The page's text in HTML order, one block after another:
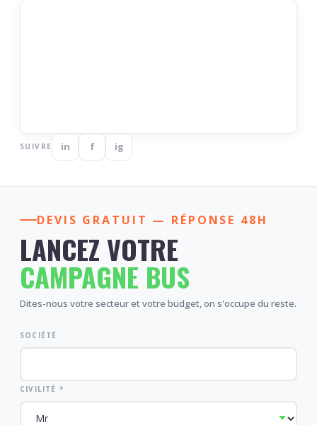
SUIVRE in f ig
DEVIS GRATUIT — RÉPONSE 48H
LANCEZ VOTRE
CAMPAGNE BUS
Dites-nous votre secteur et votre budget, on s'occupe du reste.
SOCIÉTÉ
CIVILITÉ *